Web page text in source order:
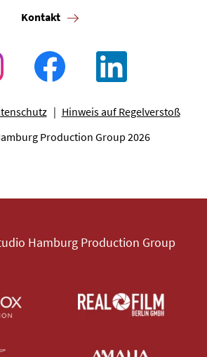
Kontakt
Hinweis auf Regelverstoß
Production Group 2026
Hamburg Production Group